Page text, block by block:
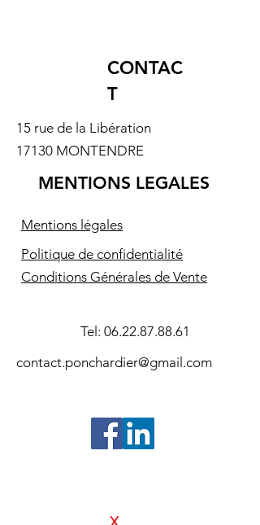
CONTAC
T
15 rue de la Libération
17130 MONTENDRE
MENTIONS LEGALES
Mentions légales
Politique de confidentialité
Conditions Générales de Vente
Tel: 06.22.87.88.61
contact.ponchardier@gmail.com